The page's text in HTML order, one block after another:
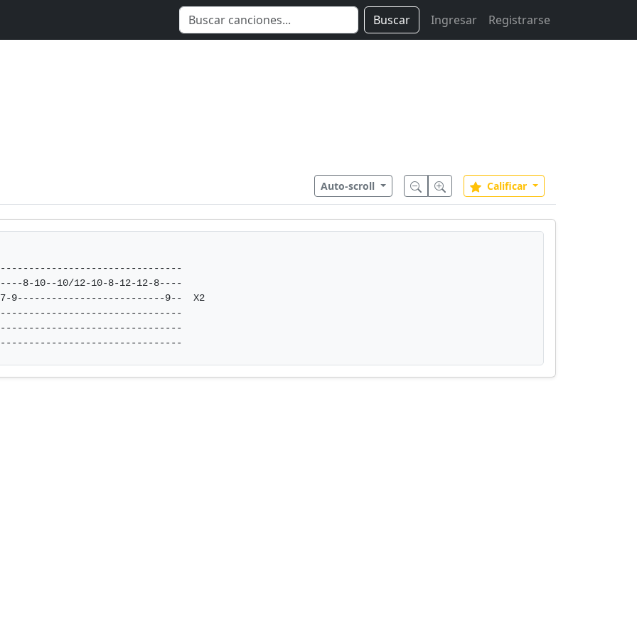
Buscar Ingresar Registrarse
Auto-scroll Calificar
8-10--10/12-10-8-12-12-8----
9--------------------------9--  X2